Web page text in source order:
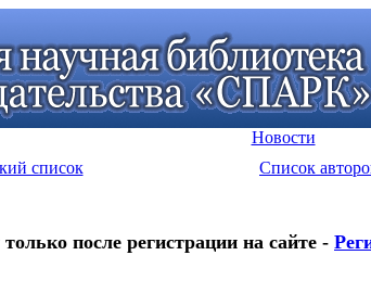
Новости
список Список
после регистрации на сайте -